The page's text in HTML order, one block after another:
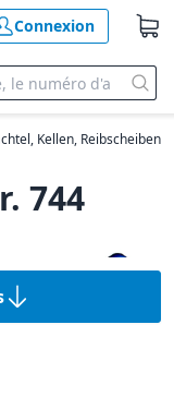
Connexion
Kellen, Reibscheiben
744